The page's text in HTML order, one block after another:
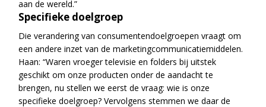
aan de wereld.”
Specifieke doelgroep
Die verandering van consumentendoelgroepen vraagt om
een andere inzet van de marketingcommunicatiemiddelen.
Haan: “Waren vroeger televisie en folders bij uitstek
geschikt om onze producten onder de aandacht te
brengen, nu stellen we eerst de vraag: wie is onze
specifieke doelgroep? Vervolgens stemmen we daar de